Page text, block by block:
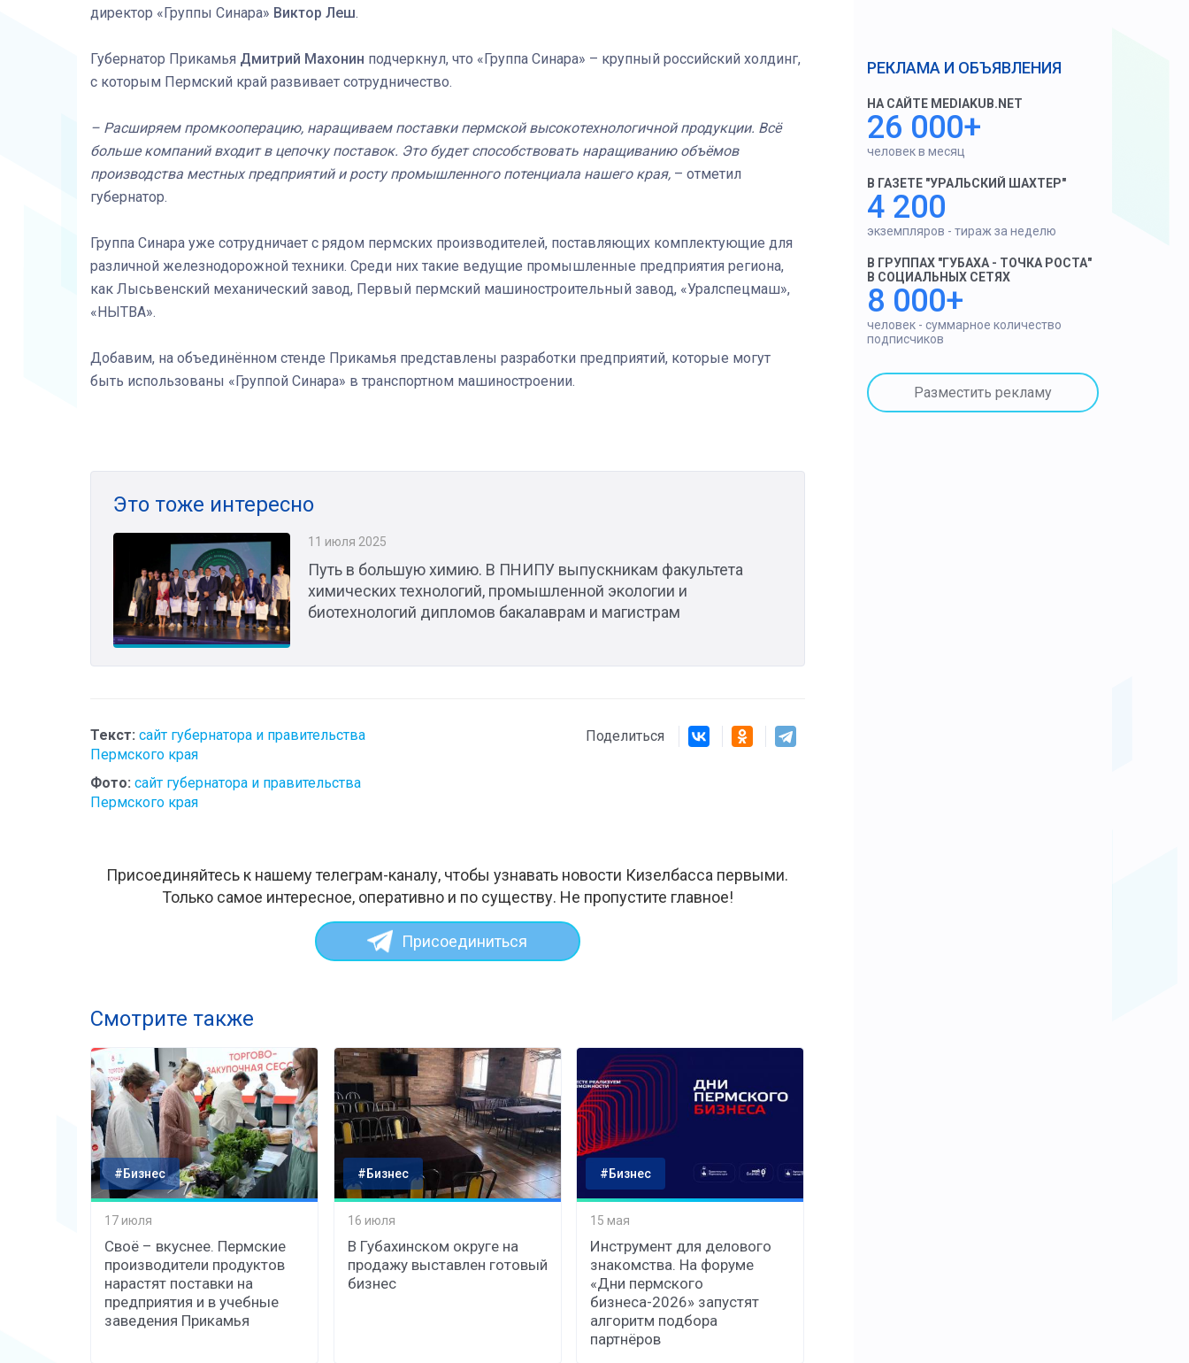
директор «Группы Синара» Виктор Леш.
Губернатор Прикамья Дмитрий Махонин подчеркнул, что «Группа Синара» – крупный российский холдинг,
с которым Пермский край развивает сотрудничество.
– Расширяем промкооперацию, наращиваем поставки пермской высокотехнологичной продукции. Всё
больше компаний входит в цепочку поставок. Это будет способствовать наращиванию объёмов
производства местных предприятий и росту промышленного потенциала нашего края, – отметил
губернатор.
Группа Синара уже сотрудничает с рядом пермских производителей, поставляющих комплектующие для
различной железнодорожной техники. Среди них такие ведущие промышленные предприятия региона,
как Лысьвенский механический завод, Первый пермский машиностроительный завод, «Уралспецмаш»,
«НЫТВА».
Добавим, на объединённом стенде Прикамья представлены разработки предприятий, которые могут
быть использованы «Группой Синара» в транспортном машиностроении.
Это тоже интересно
11 июля 2025
Путь в большую химию. В ПНИПУ выпускникам факультета
химических технологий, промышленной экологии и
биотехнологий дипломов бакалаврам и магистрам
Текст: сайт губернатора и правительства
Пермского края
Фото: сайт губернатора и правительства
Пермского края
Поделиться
Присоединяйтесь к нашему телеграм-каналу, чтобы узнавать новости Кизелбасса первыми.
Только самое интересное, оперативно и по существу. Не пропустите главное!
Присоединиться
Смотрите также
#Бизнес
17 июля
Своё – вкуснее. Пермские
производители продуктов
нарастят поставки на
предприятия и в учебные
заведения Прикамья
#Бизнес
16 июля
В Губахинском округе на
продажу выставлен готовый
бизнес
#Бизнес
15 мая
Инструмент для делового
знакомства. На форуме
«Дни пермского
бизнеса-2026» запустят
алгоритм подбора
партнёров
РЕКЛАМА И ОБЪЯВЛЕНИЯ
НА САЙТЕ MEDIAKUB.NET
26 000+
человек в месяц
В ГАЗЕТЕ "УРАЛЬСКИЙ ШАХТЕР"
4 200
экземпляров - тираж за неделю
В ГРУППАХ "ГУБАХА - ТОЧКА РОСТА"
В СОЦИАЛЬНЫХ СЕТЯХ
8 000+
человек - суммарное количество
подписчиков
Разместить рекламу